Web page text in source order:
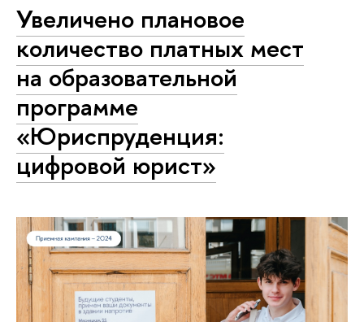
Увеличено плановое
количество платных мест
на образовательной
программе
«Юриспруденция:
цифровой юрист»